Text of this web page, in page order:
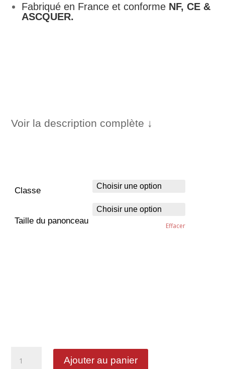
Fabriqué en France et conforme NF, CE &
ASCQUER.
Voir la description complète ↓
Classe
Taille du panonceau
Effacer
de
Ajouter au panier